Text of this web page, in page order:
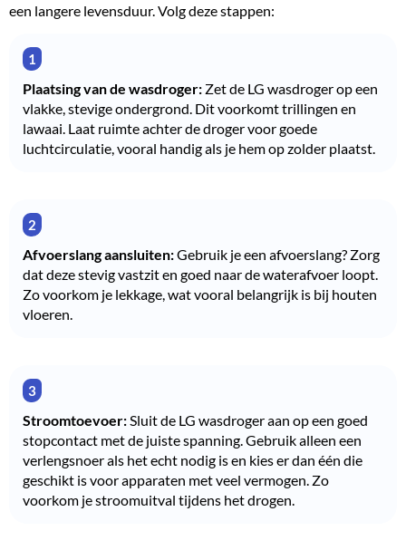
een langere levensduur. Volg deze stappen:
Plaatsing van de wasdroger: Zet de LG wasdroger op een
vlakke, stevige ondergrond. Dit voorkomt trillingen en
lawaai. Laat ruimte achter de droger voor goede
luchtcirculatie, vooral handig als je hem op zolder plaatst.
Afvoerslang aansluiten:Gebruik je een afvoerslang? Zorg
dat deze stevig vastzit en goed naar de waterafvoer loopt.
Zo voorkom je lekkage, wat vooral belangrijk is bij houten
vloeren.
Stroomtoevoer:Sluit de LG wasdroger aan op een goed
stopcontact met de juiste spanning. Gebruik alleen een
verlengsnoer als het echt nodig is en kies er dan één die
geschikt is voor apparaten met veel vermogen. Zo
voorkom je stroomuitval tijdens het drogen.